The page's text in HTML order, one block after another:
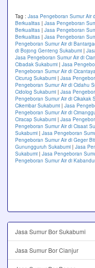
Tag : Jasa Pengeboran Sumur Air
Berkualitas | Jasa Pengeboran
Berkualitas | Jasa Pengeboran
Berkualitas | Jasa Pengeboran
Pengeboran Sumur Air di
di Bojong Genteng Sukabumi |
Jasa Pengeboran Sumur Air di
Cibadak Sukabumi | Jasa
Pengeboran Sumur Air di
Cicurug Sukabumi | Jasa
Pengeboran Sumur Air di Cidahu
Cidolog Sukabumi | Jasa
Pengeboran Sumur Air di Cikakak
Cikembar Sukabumi | Jasa
Pengeboran Sumur Air di
Ciracap Sukabumi | Jasa
Pengeboran Sumur Air di Cisaat
Sukabumi | Jasa Pengeboran
Pengeboran Sumur Air di Geger
Gunungguruh Sukabumi | Jasa
Sukabumi | Jasa Pengeboran
Pengeboran Sumur Air di
Jasa Sumur Bor Sukabumi
Jasa Sumur Bor Cianjur